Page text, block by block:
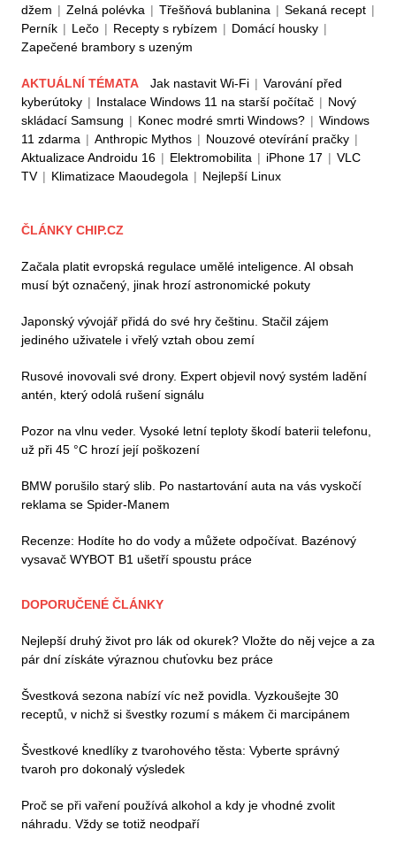
džem | Zelná polévka | Třešňová bublanina | Sekaná recept |
Perník | Lečo | Recepty s rybízem | Domácí housky |
Zapečené brambory s uzeným
AKTUÁLNÍ TÉMATA Jak nastavit Wi-Fi | Varování před
kyberútoky | Instalace Windows 11 na starší počítač | Nový
skládací Samsung | Konec modré smrti Windows? | Windows
11 zdarma | Anthropic Mythos | Nouzové otevírání pračky |
Aktualizace Androidu 16 | Elektromobilita | iPhone 17 | VLC
TV | Klimatizace Maoudegola | Nejlepší Linux
ČLÁNKY CHIP.CZ
Začala platit evropská regulace umělé inteligence. AI obsah
musí být označený, jinak hrozí astronomické pokuty
Japonský vývojář přidá do své hry češtinu. Stačil zájem
jediného uživatele i vřelý vztah obou zemí
Rusové inovovali své drony. Expert objevil nový systém ladění
antén, který odolá rušení signálu
Pozor na vlnu veder. Vysoké letní teploty škodí baterii telefonu,
už při 45 °C hrozí její poškození
BMW porušilo starý slib. Po nastartování auta na vás vyskočí
reklama se Spider-Manem
Recenze: Hodíte ho do vody a můžete odpočívat. Bazénový
vysavač WYBOT B1 ušetří spoustu práce
DOPORUČENÉ ČLÁNKY
Nejlepší druhý život pro lák od okurek? Vložte do něj vejce a za
pár dní získáte výraznou chuťovku bez práce
Švestková sezona nabízí víc než povidla. Vyzkoušejte 30
receptů, v nichž si švestky rozumí s mákem či marcipánem
Švestkové knedlíky z tvarohového těsta: Vyberte správný
tvaroh pro dokonalý výsledek
Proč se při vaření používá alkohol a kdy je vhodné zvolit
náhradu. Vždy se totiž neodpaří